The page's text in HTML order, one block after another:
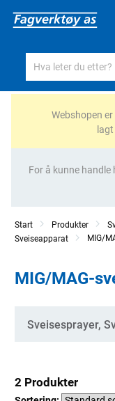
Webshopen
For å kunne handle
Start Produkter
Sveiseapparat
MIG/
MIG/MAG-
Kategorier
Sveisesprayer,
2 Produkter